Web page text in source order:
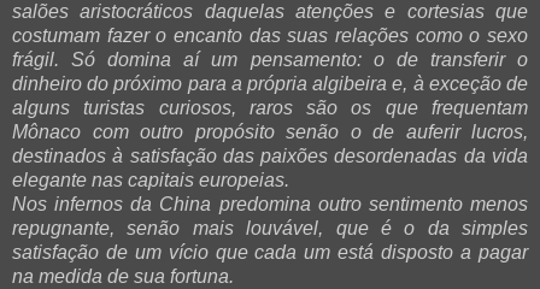
salões aristocráticos daquelas atenções e cortesias que
costumam fazer o encanto das suas relações como o sexo
frágil. Só domina aí um pensamento: o de transferir o
dinheiro do próximo para a própria algibeira e, à exceção de
alguns turistas curiosos, raros são os que frequentam
Mônaco com outro propósito senão o de auferir lucros,
destinados à satisfação das paixões desordenadas da vida
elegante nas capitais europeias.
Nos infernos da China predomina outro sentimento menos
repugnante, senão mais louvável, que é o da simples
satisfação de um vício que cada um está disposto a pagar
na medida de sua fortuna.